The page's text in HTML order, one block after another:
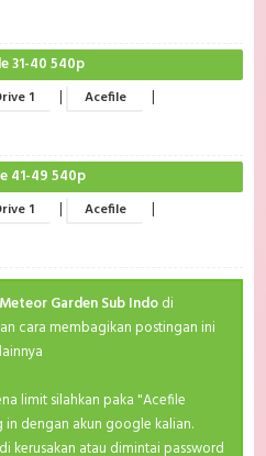
31-40 540p
1 | Acefile |
41-49 540p
1 | Acefile |
Meteor Garden Sub Indodi
cara membagikan postingan ini
limit silahkan paka "Acefile
dengan akun google kalian.
kerusakan atau dimintai password